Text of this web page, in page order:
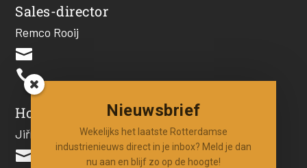
Sales-director
Remco Rooij


Hoofdredacteur
Jiří Hartog

Nieuwsbrief
Wekelijks het laatste Rotterdamse
industrienieuws direct in je inbox? Meld je dan
nu aan en blijf zo op de hoogte!